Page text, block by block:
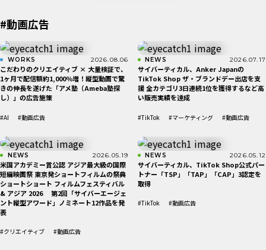
#動画広告
WORKS 2026.08.06
こだわりのクリエイティブ × 大量検証で、
1ヶ月で配信額約1,000％増！縦型動画で驚
きの伸長を遂げた「アメ塾（Ameba塾探
し）」の広告施策
#AI #動画広告
NEWS 2026.07.17
サイバーティカル、Anker Japanの
TikTok Shop ザ・ブランドデー出店を支
援 全カテゴリ3日連続1位を獲得するなど高
い販売実績を達成
#TikTok #マーケティング #動画広告
NEWS 2026.05.19
米国アカデミー賞公認 アジア最大級の国際
短編映画祭 東京発ショートフィルムの祭典
ショートショート フィルムフェスティバル
& アジア 2026 第2回「サイバーエージェ
ント縦型アワード」ノミネート12作品を発
表
#クリエイティブ #動画広告
NEWS 2026.05.12
サイバーティカル、TikTok Shop公式パー
トナー「TSP」「TAP」「CAP」3認定を
取得
#TikTok #動画広告